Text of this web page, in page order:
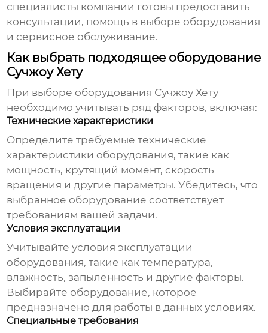
специалисты компании готовы предоставить
консультации, помощь в выборе оборудования
и сервисное обслуживание.
Как выбрать подходящее оборудование
Сучжоу Хету
При выборе оборудования Сучжоу Хету
необходимо учитывать ряд факторов, включая:
Технические характеристики
Определите требуемые технические
характеристики оборудования, такие как
мощность, крутящий момент, скорость
вращения и другие параметры. Убедитесь, что
выбранное оборудование соответствует
требованиям вашей задачи.
Условия эксплуатации
Учитывайте условия эксплуатации
оборудования, такие как температура,
влажность, запыленность и другие факторы.
Выбирайте оборудование, которое
предназначено для работы в данных условиях.
Специальные требования